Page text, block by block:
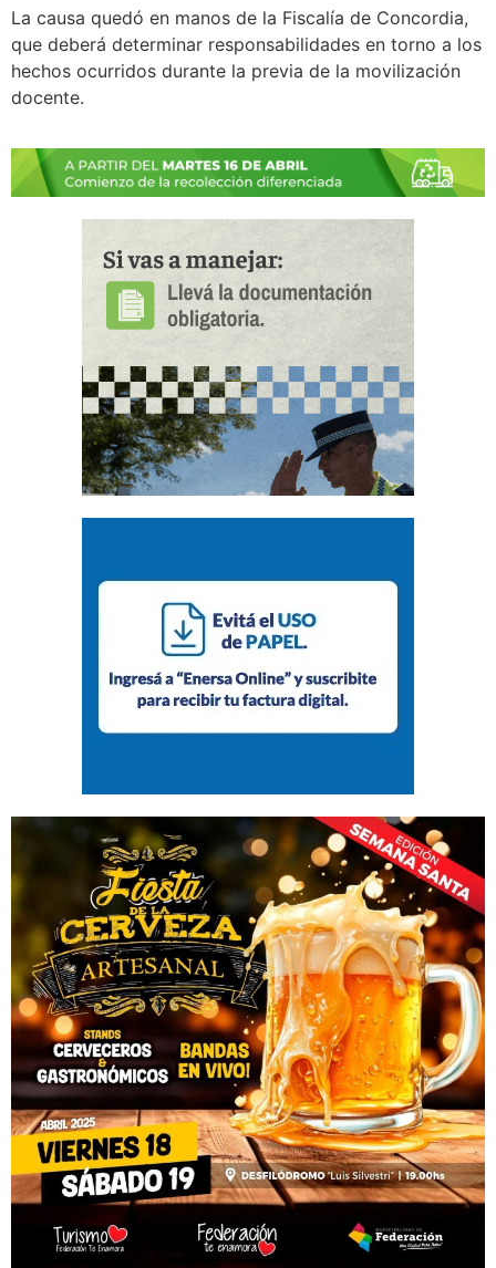
La causa quedó en manos de la Fiscalía de Concordia,
que deberá determinar responsabilidades en torno a los
hechos ocurridos durante la previa de la movilización
docente.